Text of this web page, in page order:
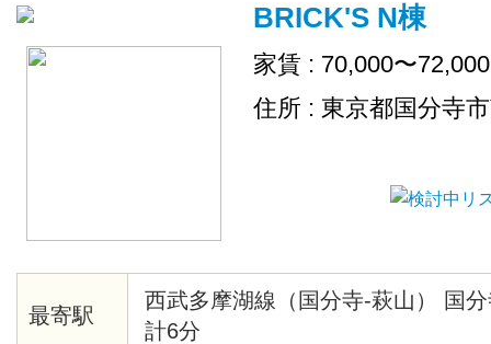
BRICK'S N棟
家賃 : 70,000〜
住所 : 東京都国分寺
最寄駅
西武多摩湖線（国分寺-萩山） 国
計6分